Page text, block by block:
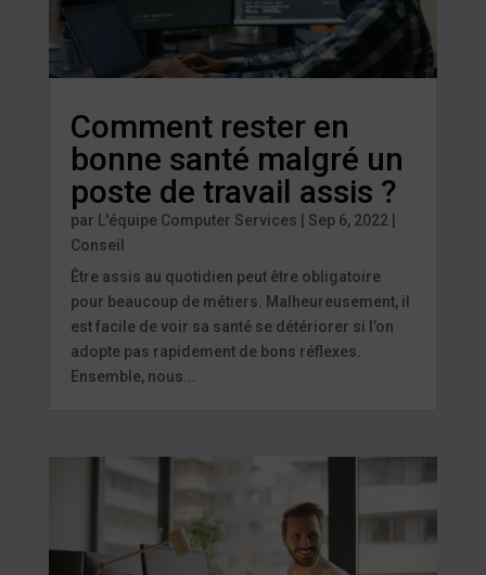
Comment rester en
bonne santé malgré un
poste de travail assis ?
par L'équipe Computer Services Sep 6, 2022|
Conseil
Être assis au quotidien peut être obligatoire
pour beaucoup de métiers. Malheureusement, il
est facile de voir sa santé se détériorer si l’on
adopte pas rapidement de bons réflexes.
Ensemble, nous...